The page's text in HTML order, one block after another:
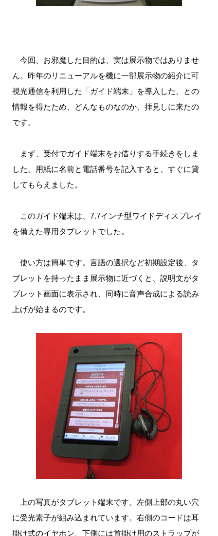
今回、お邪魔した目的は、実は展示物ではありませ
ん。昨年のリニューアルを機に一部展示物の紹介に可
視光通信を利用した「ガイド端末」を導入した、との
情報を得たため、どんなものなのか、拝見しに来たの
です。
まず、受付でガイド端末をお借りする手続きをしま
した。用紙に名前と電話番号を記入すると、すぐに貸
してもらえました。
このガイド端末は、7.7インチ型ワイドディスプレイ
を備えた専用タブレットでした。
使い方は簡単です。言語の選択など初期設定後、タ
ブレットを持ったまま展示物に近づくと、説明文がタ
ブレット画面に表示され、同時に音声合成による読み
上げが始まるのです。
上の写真がタブレット端末です。左側上部の丸い穴
に受光素子が組み込まれています。右側のコードは耳
掛け式のイヤホン、下側には首掛け用のストラップが